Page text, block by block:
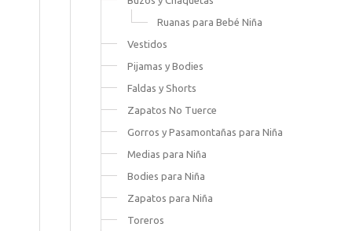
Ruanas para Bebé Niña
Vestidos
Pijamas y Bodies
Faldas y Shorts
Zapatos No Tuerce
Gorros y Pasamontañas para Niña
Medias para Niña
Bodies para Niña
Zapatos para Niña
Toreros